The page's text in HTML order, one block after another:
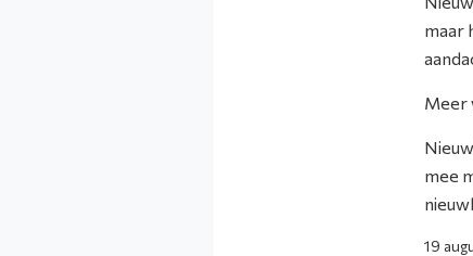
maar
Meer
mee
19